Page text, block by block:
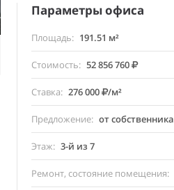
Параметры офиса
Площадь 191.51 м²
Стоимость 52 856 760
Ставка 276 000 /м²
Предложение от собственника
Этаж 3-й из 7
Ремонт, состояние помещения